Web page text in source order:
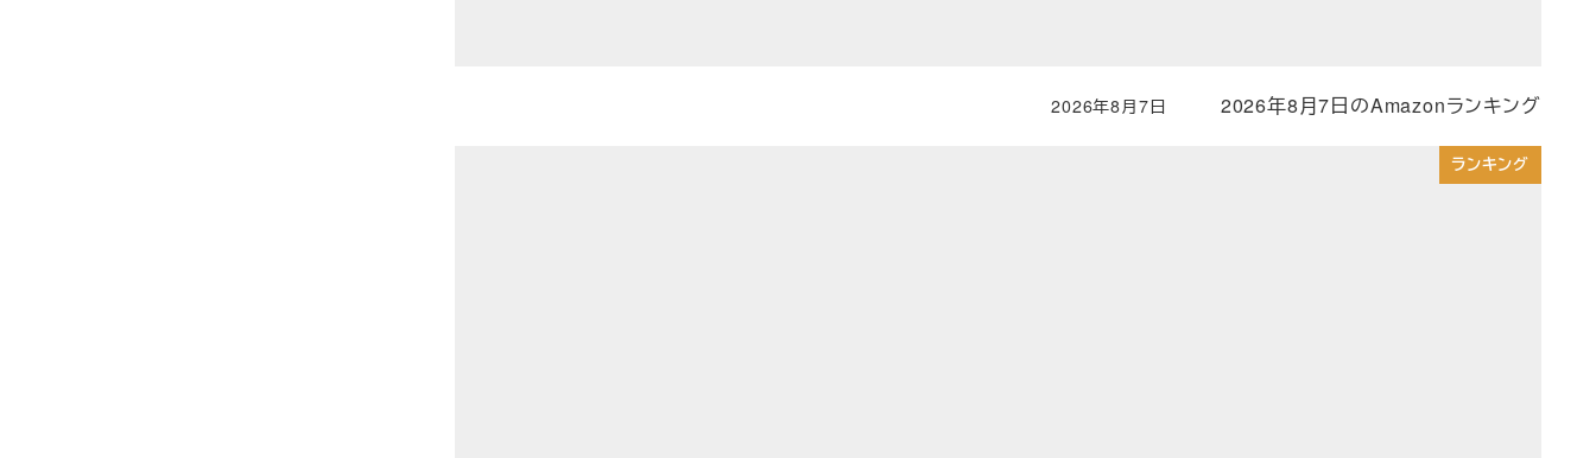
2026年8月7日のAmazonランキング
投稿日
2026年8月7日
ランキング